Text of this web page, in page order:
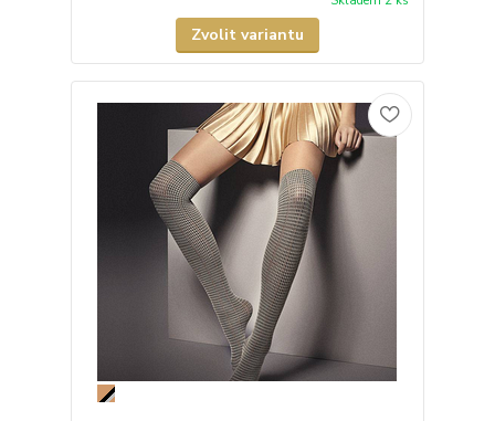
Zvolit variantu